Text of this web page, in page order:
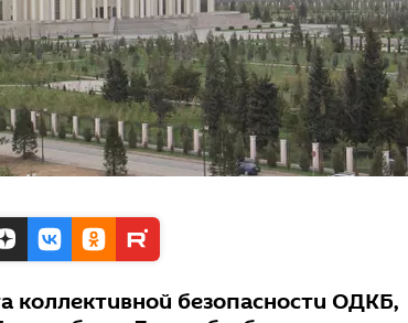
коллективной безопасности ОДКБ,